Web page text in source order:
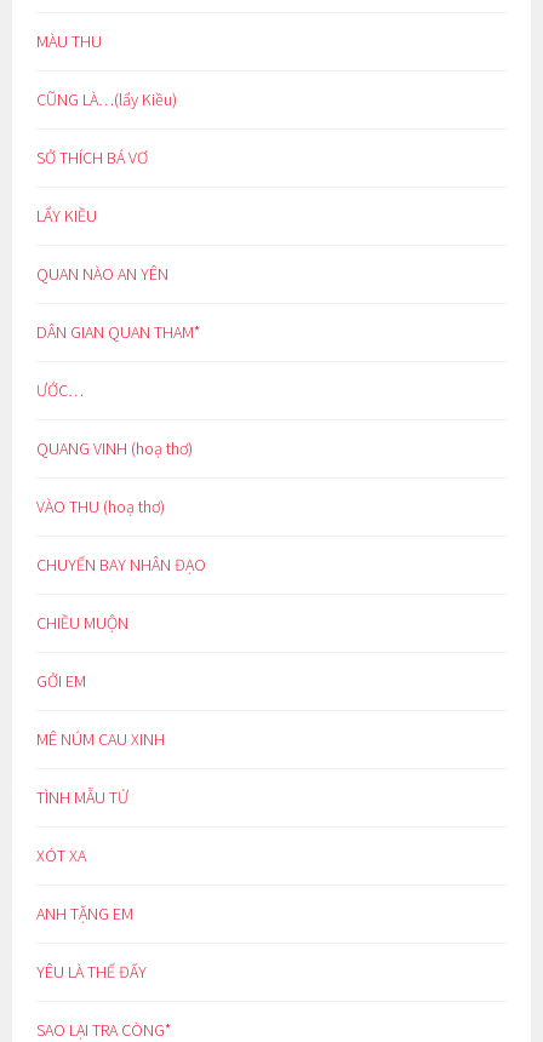
MÀU THU
CŨNG LÀ…(lẩy Kiều)
SỞ THÍCH BÁ VƠ
LẨY KIỀU
QUAN NÀO AN YÊN
DÂN GIAN QUAN THAM*
ƯỚC…
QUANG VINH (hoạ thơ)
VÀO THU (hoạ thơ)
CHUYẾN BAY NHÂN ĐẠO
CHIỀU MUỘN
GỞI EM
MÊ NÚM CAU XINH
TÌNH MẪU TỬ
XÓT XA
ANH TẶNG EM
YÊU LÀ THẾ ĐẤY
SAO LẠI TRA CÒNG*